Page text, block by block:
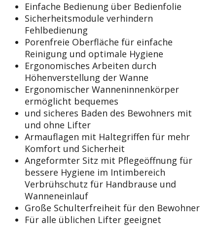
Einfache Bedienung über Bedienfolie
Sicherheitsmodule verhindern
Fehlbedienung
Porenfreie Oberfläche für einfache
Reinigung und optimale Hygiene
Ergonomisches Arbeiten durch
Höhenverstellung der Wanne
Ergonomischer Wanneninnenkörper
ermöglicht bequemes
und sicheres Baden des Bewohners mit
und ohne Lifter
Armauflagen mit Haltegriffen für mehr
Komfort und Sicherheit
Angeformter Sitz mit Pflegeöffnung für
bessere Hygiene im Intimbereich
Verbrühschutz für Handbrause und
Wanneneinlauf
Große Schulterfreiheit für den Bewohner
Für alle üblichen Lifter geeignet